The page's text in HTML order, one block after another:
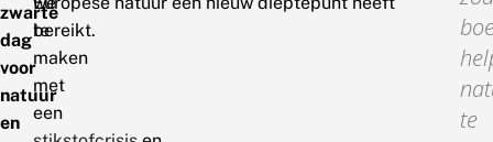
zwarte
dag
voor
natuur
en
te
maken
met
een
bereikt.
te